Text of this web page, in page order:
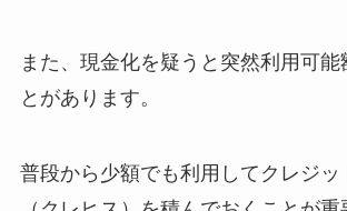
また、現金化を疑うと突然利用可能
とがあります。
普段から少額でも利用してクレジッ